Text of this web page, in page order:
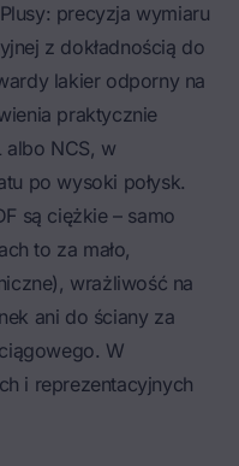
precyzja wymiaru
z dokładnością do
lakier odporny na
praktycznie
albo NCS, w
po wysoki połysk.
są ciężkie – samo
to za mało,
wrażliwość na
ani do ściany za
W
i reprezentacyjnych